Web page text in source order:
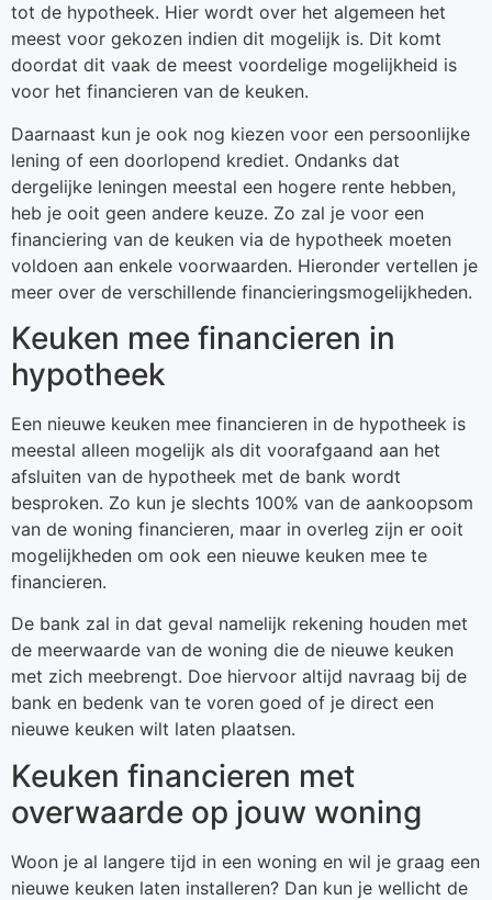
tot de hypotheek. Hier wordt over het algemeen het
meest voor gekozen indien dit mogelijk is. Dit komt
doordat dit vaak de meest voordelige mogelijkheid is
voor het financieren van de keuken.
Daarnaast kun je ook nog kiezen voor een persoonlijke
lening of een doorlopend krediet. Ondanks dat
dergelijke leningen meestal een hogere rente hebben,
heb je ooit geen andere keuze. Zo zal je voor een
financiering van de keuken via de hypotheek moeten
voldoen aan enkele voorwaarden. Hieronder vertellen je
meer over de verschillende financieringsmogelijkheden.
Keuken mee financieren in
hypotheek
Een nieuwe keuken mee financieren in de hypotheek is
meestal alleen mogelijk als dit voorafgaand aan het
afsluiten van de hypotheek met de bank wordt
besproken. Zo kun je slechts 100% van de aankoopsom
van de woning financieren, maar in overleg zijn er ooit
mogelijkheden om ook een nieuwe keuken mee te
financieren.
De bank zal in dat geval namelijk rekening houden met
de meerwaarde van de woning die de nieuwe keuken
met zich meebrengt. Doe hiervoor altijd navraag bij de
bank en bedenk van te voren goed of je direct een
nieuwe keuken wilt laten plaatsen.
Keuken financieren met
overwaarde op jouw woning
Woon je al langere tijd in een woning en wil je graag een
nieuwe keuken laten installeren? Dan kun je wellicht de